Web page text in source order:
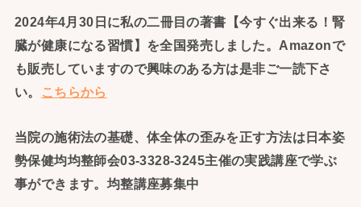
2024年4月30日に私の二冊目の著書【今すぐ出来る！腎
臓が健康になる習慣】を全国発売しました。Amazonで
も販売していますので興味のある方は是非ご一読下さ
い。
こちらから
当院の施術法の基礎、体全体の歪みを正す方法は日本姿
勢保健均均整師会03-3328-3245主催の実践講座で学ぶ
事ができます。均整講座募集中